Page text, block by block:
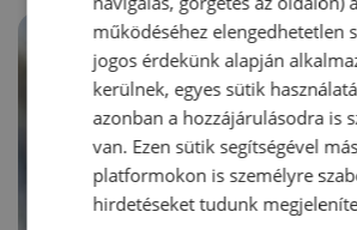
működéséhez elengedhetetlen
jogos érdekünk alapján
kerülnek, egyes sütik
azonban a hozzájárulásodra is
van. Ezen sütik segítségével
platformokon is személyre
hirdetéseket tudunk